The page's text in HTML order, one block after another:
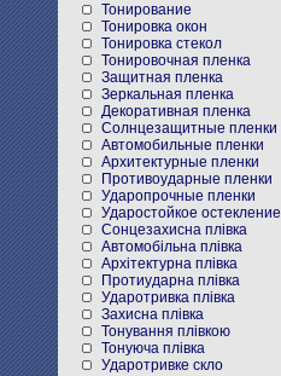
Тонирование
Тонировка окон
Тонировка стекол
Тонировочная пленка
Защитная пленка
Зеркальная пленка
Декоративная пленка
Солнцезащитные пленки
Автомобильные пленки
Архитектурные пленки
Противоударные пленки
Ударопрочные пленки
Ударостойкое остекление
Cонцезахисна плівка
Автомобільна плівка
Архітектурна плівка
Протиударна плівка
Ударотривка плівка
Захисна плівка
Тонування плівкою
Тонуюча плівка
Ударотривке скло